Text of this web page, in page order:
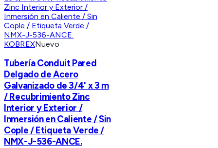
KOBREXNuevo
Tubería Conduit Pared
Delgado de Acero
Galvanizado de 3/4' x 3 m
/ Recubrimiento Zinc
Interior y Exterior /
Inmersión en Caliente / Sin
Cople / Etiqueta Verde /
NMX-J-536-ANCE.